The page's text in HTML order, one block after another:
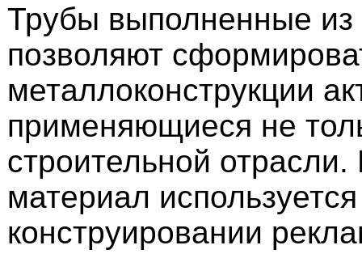
Трубы выполненные из
позволяют
металлоконструкции
применяющиеся не
строительной отрасли.
материал
конструировании